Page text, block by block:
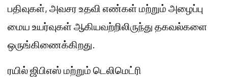
பதிவுகள், அவசர உதவி எண்கள் மற்றும் அழைப்பு
மைய உயர்வுகள் ஆகியவற்றிலிருந்து தகவல்களை
ஒருங்கிணைக்கிறது.
ரயில் ஜிபிஎஸ் மற்றும் டெலிமெட்ரி